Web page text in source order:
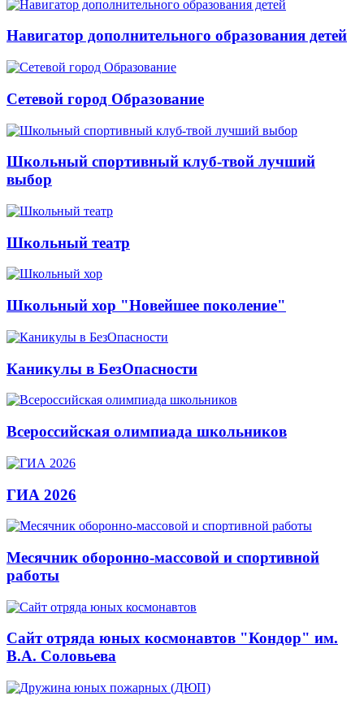
Навигатор дополнительного образования детей
Сетевой город Образование
Школьный спортивный клуб-твой лучший
выбор
Школьный театр
Школьный хор "Новейшее поколение"
Каникулы в БезОпасности
Всероссийская олимпиада школьников
ГИА 2026
Месячник оборонно-массовой и спортивной
работы
Сайт отряда юных космонавтов "Кондор" им.
В.А. Соловьева